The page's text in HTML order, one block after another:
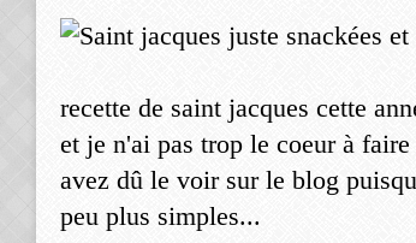
recette de saint jacques cette
et je n'ai pas trop le coeur à
avez dû le voir sur le blog
peu plus simples...